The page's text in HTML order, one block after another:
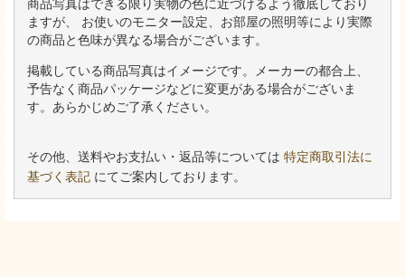
ますが、 お使いのモニター設定、お部屋の照明等により実際
の商品と色味が異なる場合がございます。
掲載している商品写真はイメージです。メーカーの都合上、
予告なく商品パッケージなどに変更がある場合がございま
す。あらかじめご了承ください。
その他、送料やお支払い・返品等については 特定商取引法に
基づく表記 にてご案内しております。